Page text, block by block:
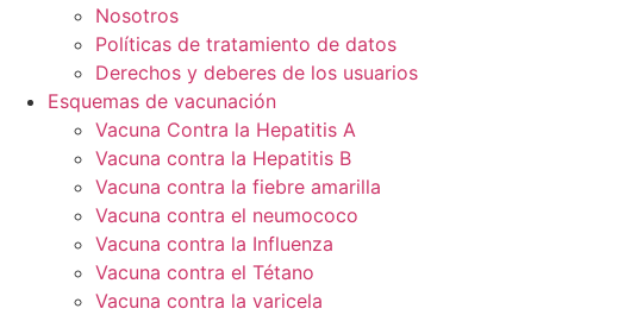
Nosotros
Políticas de tratamiento de datos
Derechos y deberes de los usuarios
Esquemas de vacunación
Vacuna Contra la Hepatitis A
Vacuna contra la Hepatitis B
Vacuna contra la fiebre amarilla
Vacuna contra el neumococo
Vacuna contra la Influenza
Vacuna contra el Tétano
Vacuna contra la varicela